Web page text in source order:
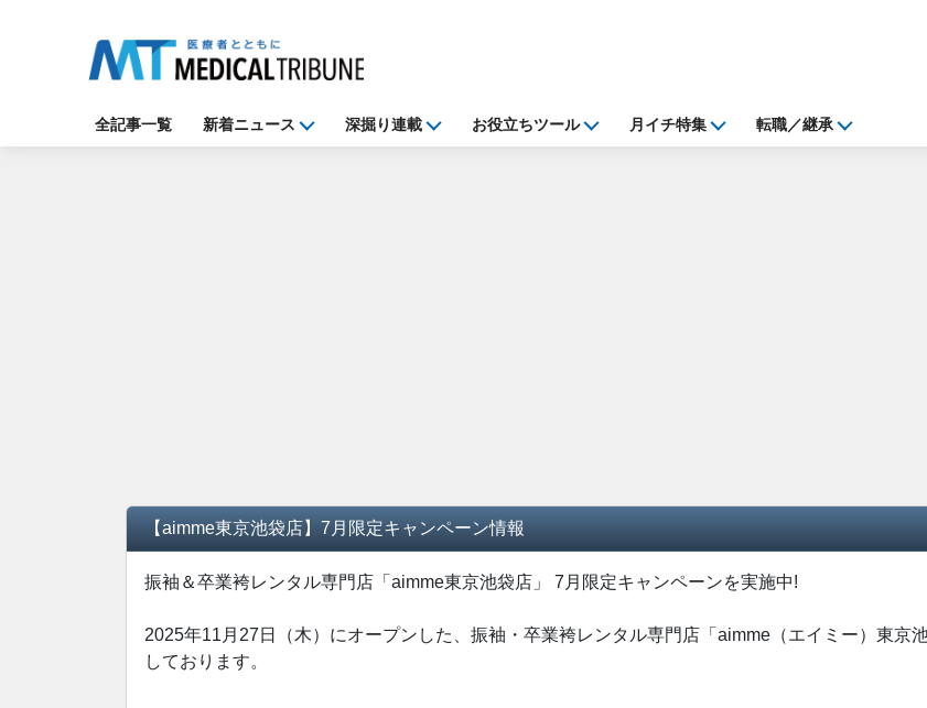
全記事一覧 新着ニュース 深掘り連載 お役立ちツール 月イチ特集 転職／継承
【aimme東京池袋店】7月限定キャンペーン情報
振袖＆卒業袴レンタル専門店「aimme東京池袋店」 7月限定キャンペーンを実施中!
2025年11月27日（木）にオープンした、振袖・卒業袴レンタル専門店「aimme（エイミー）東京
しております。